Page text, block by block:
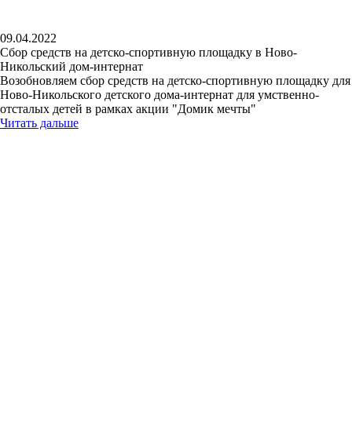
09.04.2022
Сбор средств на детско-спортивную площадку в Ново-
Никольский дом-интернат
Возобновляем сбор средств на детско-спортивную площадку для
Ново-Никольского детского дома-интернат для умственно-
отсталых детей в рамках акции "Домик мечты"
Читать дальше